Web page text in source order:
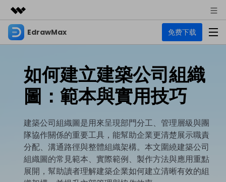
精選產品
實用工具
解決方案
關於我們
新聞中心
EdrawMax 免费下载
EdrawMax
多合一圖表軟體
EdrawMind
心智圖與腦力激盪工具
圖表
商業用途
流程圖
技術用途
UML
設計用途
資源範本
EdrawMax 社區
支援
教程
商業
如何建立建築公司組織
圖：範本與實用技巧
建築公司組織圖是用來呈現部門分工、管理層級與團
隊協作關係的重要工具，能幫助企業更清楚展示職責
分配、溝通路徑與整體組織架構。本文圍繞建築公司
組織圖的常見範本、實際範例、製作方法與應用重點
展開，幫助讀者理解建築企業如何建立清晰有效的組